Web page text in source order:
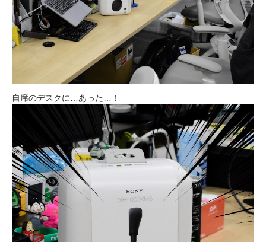
自席のデスクに…あった…！